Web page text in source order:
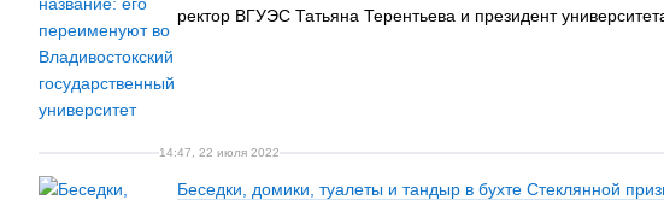
ректор ВГУЭС Татьяна Терентьева и президент
14:47, 22 июля 2022
Беседки, домики, туалеты и тандыр в бухте Стеклянной